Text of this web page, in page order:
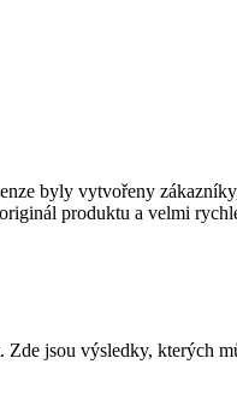
byly vytvořeny
produktu a velmi
jsou výsledky, kterých